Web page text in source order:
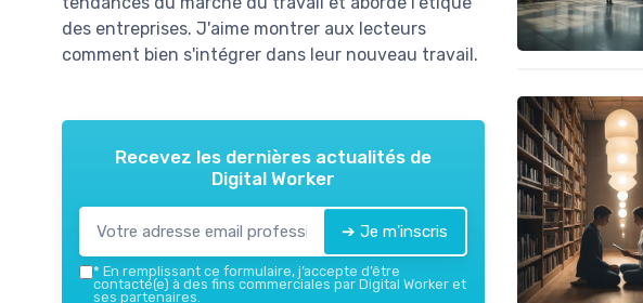
des entreprises. J'aime montrer aux lecteurs
comment bien s'intégrer dans leur nouveau travail.
Recevez les dernières actualités de
Digital Worker
➔ Je m'inscris
* En remplissant ce formulaire, j’accepte d’être
contacté(e) à des fins commerciales par Digital Worker et
ses partenaires.